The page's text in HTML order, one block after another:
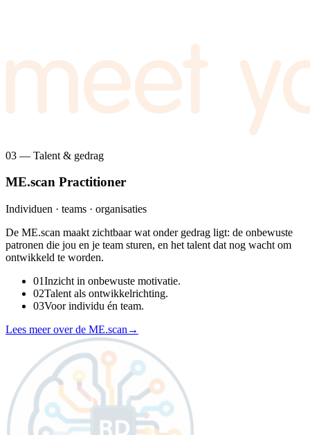
03 — Talent & gedrag
ME.scan Practitioner
Individuen · teams · organisaties
De ME.scan maakt zichtbaar wat onder gedrag ligt: de onbewuste
patronen die jou en je team sturen, en het talent dat nog wacht om
ontwikkeld te worden.
01Inzicht in onbewuste motivatie.
02Talent als ontwikkelrichting.
03Voor individu én team.
Lees meer over de ME.scan →